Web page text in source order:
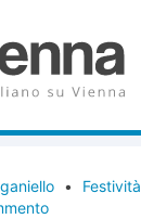
• Festività